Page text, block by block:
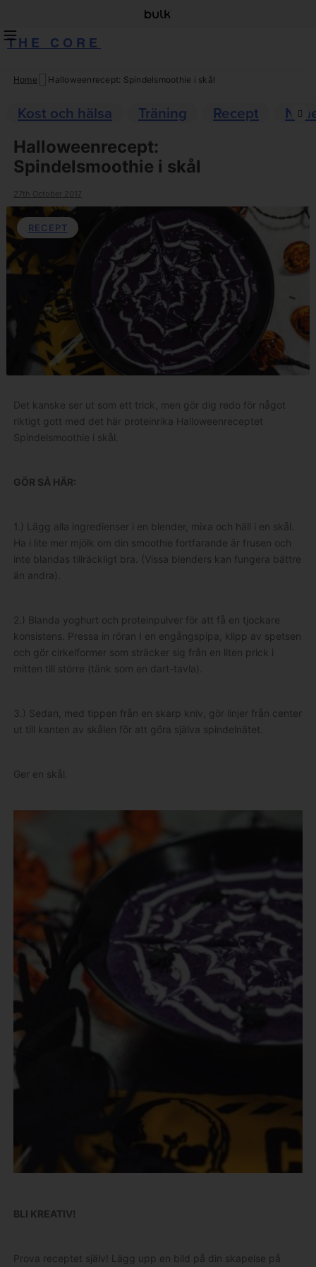
THE CORE
Skip
content
Home Halloweenrecept: Spindelsmoothie i skål
Kost och hälsa Träning Recept
Halloweenrecept:
Spindelsmoothie i skål
27th October 2017
RECEPT
Det kanske ser ut som ett trick, men gör dig redo för något
riktigt gott med det här proteinrika Halloweenreceptet
Spindelsmoothie i skål.
GÖR SÅ HÄR:
1.) Lägg alla ingredienser i en blender, mixa och häll i en skål.
Ha i lite mer mjölk om din smoothie fortfarande är frusen och
inte blandas tillräckligt bra. (Vissa blenders kan fungera bättre
än andra).
2.) Blanda yoghurt och proteinpulver för att få en tjockare
konsistens. Pressa in röran I en engångspipa, klipp av spetsen
och gör cirkelformer som sträcker sig från en liten prick i
mitten till större (tänk som en dart-tavla).
3.) Sedan, med tippen från en skarp kniv, gör linjer från center
ut till kanten av skålen för att göra själva spindelnätet.
Ger en skål.
BLI KREATIV!
Prova receptet själv! Lägg upp en bild på din skapelse på